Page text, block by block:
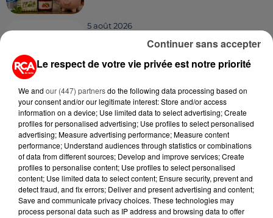
5 août 2026
MOUCHES : LES 5 RÉFLEXES À
ADOPTER POUR ÉVITER
L'INVASION CET ÉTÉ...
RETROUVEZ TOUTE L'ACTU DE LA RÉGION ET
RECEVEZ LES ALERTES INFOS DE LA RÉDACTION
EN TÉLÉCHARGEANT L'APPLICATION MOBILE
RCA
Le respect de votre vie privée est notre priorité
We and our (447) partnersdo the following data processing based on
your consent and/or our legitimate interest: Store and/or access
information on a device; Use limited data to select advertising; Create
profiles for personalised advertising; Use profiles to select personalised
advertising; Measure advertising performance; Measure content
performance; Understand audiences through statistics or combinations
of data from different sources; Develop and improve services; Create
profiles to personalise content; Use profiles to select personalised
content; Use limited data to select content; Ensure security, prevent and
detect fraud, and fix errors; Deliver and present advertising and content;
Save and communicate privacy choices. These technologies may
process personal data such as IP address and browsing data to offer
Continuer sans accepter